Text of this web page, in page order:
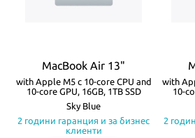
зареждане! Моделите се предлагат в
Всички Apple продукти предлагани от
стандартна международна гаранция и
обслужване от Apple Authorized Service
сервизни центрове на Apple).
MacBook Air 13"
with Apple M5 с 10-core CPU and
10-core GPU, 16GB, 1TB SSD
Sky Blue
2 години гаранция и за бизнес
клиенти
with
10-
2